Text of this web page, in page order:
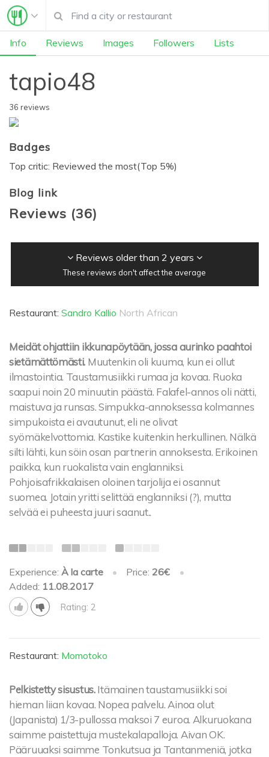
Info Reviews Images Followers Lists
tapio48
36 reviews
Badges
Top critic: Reviewed the most(Top 5%)
Blog link
Reviews (36)
Reviews older than 2 years
These reviews don't affect the average
Restaurant: Sandro Kallio North African
Meidät ohjattiin ikkunapöytään, jossa aurinko paahtoi
sietämättömästi. Muutenkin oli kuuma, kun ei ollut
ilmastointia. Taustamusiikki rumaa ja kovaa. Ruoka
saapui noin 20 minuutin päästä. Falafel-annos oli nätti,
maistuva ja runsas. Simpukka-annoksessa kolmannes
simpukoista ei avautunut, eli ne olivat
syömäkelvottomia. Kastike kuitenkin herkullinen. Nälkä
silti lähti, kun söin osan partnerin annoksesta. Erikoinen
paikka, kun ruokalista vain englanniksi.
Pohjoisafrikkalaisen oloinen tarjolija ei osannut
suomea. Jotain yritti selittää englanniksi (?), mutta
selvää ei puheesta juuri saanut..
Experience: À la carte • Price: 26€
•
Added: 11.08.2017
Rating: 2
Restaurant: Momotoko
Pelkistetty sisustus. Itämainen taustamusiikki soi
hieman liian kovaa. Nopea palvelu. Ainoa olut
(Japanista) 1/3-pullossa maksoi 7 euroa. Alkuruokana
saimme paistettuja mustekalapalloja. Aivan OK.
Pääruuaksi saimme Tonkutsua ja Tantanmeniä, jotka